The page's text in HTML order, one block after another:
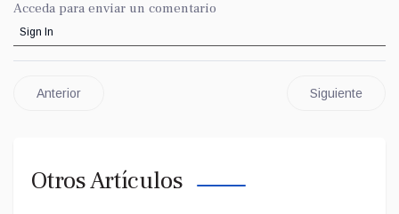
Acceda para enviar un comentario
Sign In
Anterior Siguiente
Otros Artículos